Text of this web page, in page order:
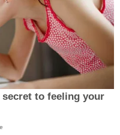
to feeling your